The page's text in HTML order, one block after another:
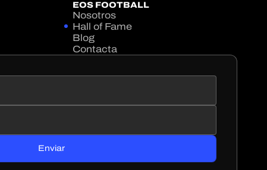
EOS FOOTBALL
Nosotros
Hall of Fame
Blog
Contacta